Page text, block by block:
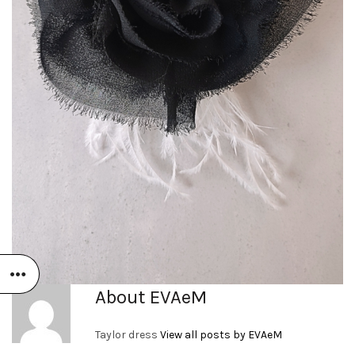
About EVAeM
Taylor dress View all posts by EVAeM